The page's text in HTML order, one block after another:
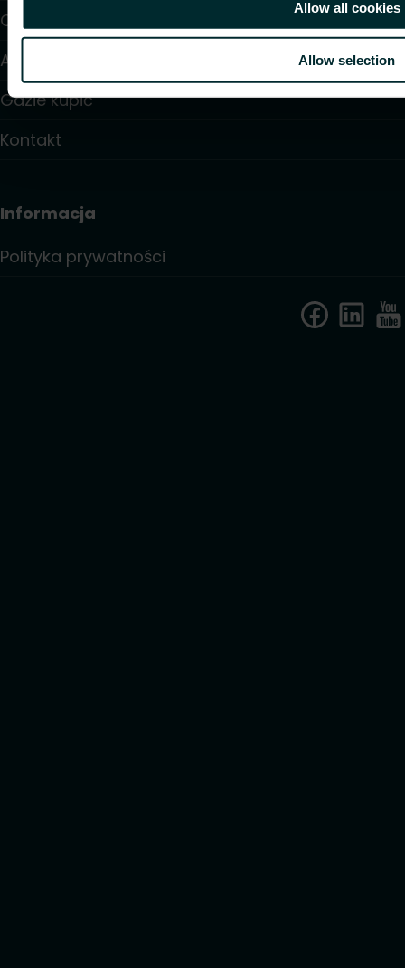
Allow all cookies
Allow selection
O nas
Artykuły
Gdzie kupić
Kontakt
Informacja
Polityka prywatności